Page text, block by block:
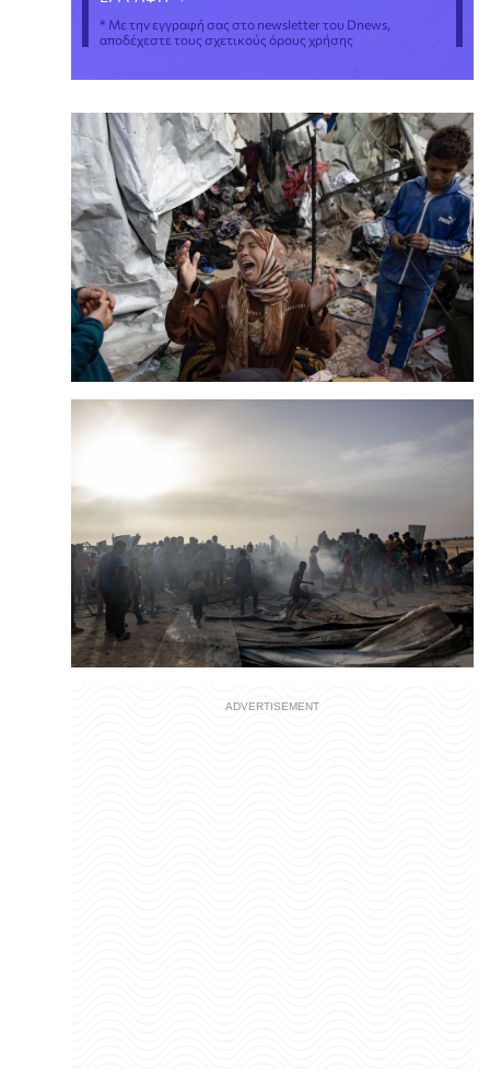
* Με την εγγραφή σας στο newsletter του Dnews,
αποδέχεστε τους σχετικούς όρους χρήσης